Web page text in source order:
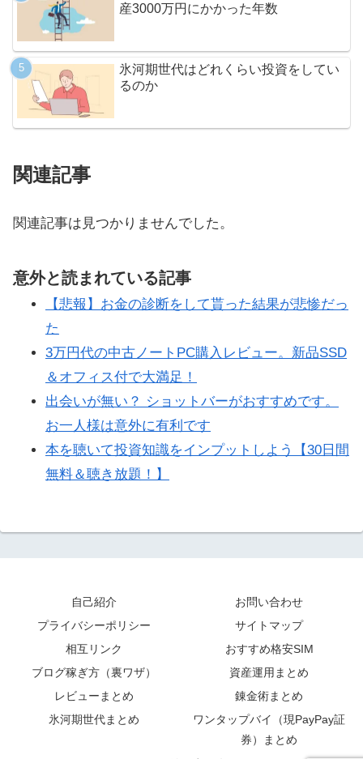
産3000万円にかかった年数
氷河期世代はどれくらい投資をしてい
るのか
関連記事
関連記事は見つかりませんでした。
意外と読まれている記事
【悲報】お金の診断をして貰った結果が悲惨だっ
た
3万円代の中古ノートPC購入レビュー。新品SSD
＆オフィス付で大満足！
出会いが無い？ ショットバーがおすすめです。
お一人様は意外に有利です
本を聴いて投資知識をインプットしよう【30日間
無料＆聴き放題！】
自己紹介
お問い合わせ
プライバシーポリシー
サイトマップ
相互リンク
おすすめ格安SIM
ブログ稼ぎ方（裏ワザ）
資産運用まとめ
レビューまとめ
錬金術まとめ
氷河期世代まとめ
ワンタップバイ（現PayPay証
券）まとめ